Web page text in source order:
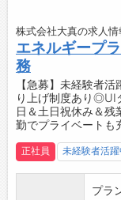
株式会社大真の求人
エネルギープ
務
【急募】未経験者
り上げ制度あり◎UI
日＆土日祝休み＆残
勤でプライベート
正社員 未経験者活躍
プラ